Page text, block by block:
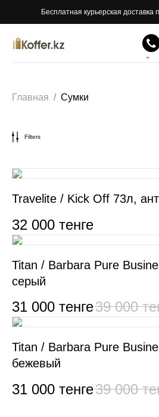
Бесплатная курьерская доставка
Главная / Сумки
Filters
Travelite / Kick Off 73л,
32 000 тенге
Titan / Barbara Pure
серый
31 000 тенге39 000
Titan / Barbara Pure
бежевый
31 000 тенге39 000